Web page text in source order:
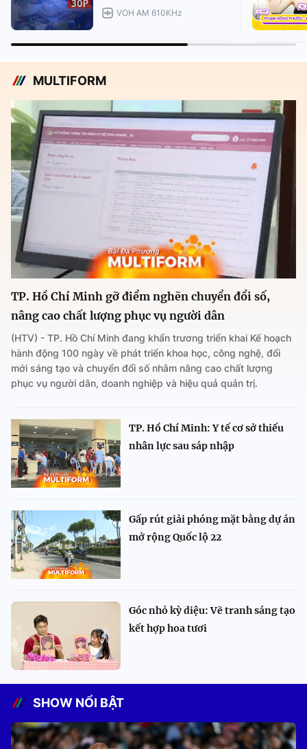
VOH AM 610KHz
MULTIFORM
TP. Hồ Chí Minh gỡ điểm nghẽn chuyển đổi số,
nâng cao chất lượng phục vụ người dân
(HTV) - TP. Hồ Chí Minh đang khẩn trương triển khai Kế hoạch
hành động 100 ngày về phát triển khoa học, công nghệ, đổi
mới sáng tạo và chuyển đổi số nhằm nâng cao chất lượng
phục vụ người dân, doanh nghiệp và hiệu quả quản trị.
TP. Hồ Chí Minh: Y tế cơ sở thiếu
nhân lực sau sáp nhập
Gấp rút giải phóng mặt bằng dự án
mở rộng Quốc lộ 22
Góc nhỏ kỳ diệu: Vẽ tranh sáng tạo
kết hợp hoa tươi
SHOW NỔI BẬT